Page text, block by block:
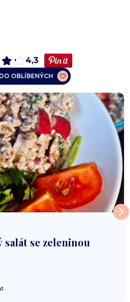
4,3
OBLÍBENÝCH
se zeleninou